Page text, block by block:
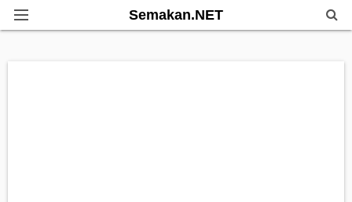
Semakan.NET